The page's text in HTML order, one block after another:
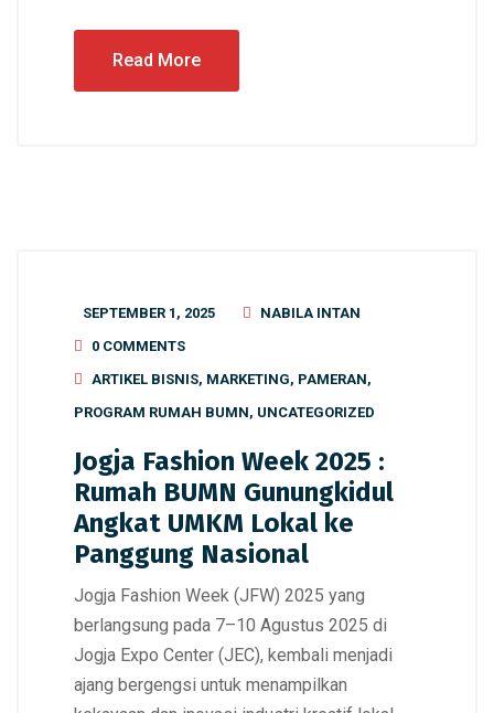
Read More
SEPTEMBER 1, 2025
NABILA INTAN
0 COMMENTS
ARTIKEL BISNIS, MARKETING, PAMERAN,
PROGRAM RUMAH BUMN, UNCATEGORIZED
Jogja Fashion Week 2025 :
Rumah BUMN Gunungkidul
Angkat UMKM Lokal ke
Panggung Nasional
Jogja Fashion Week (JFW) 2025 yang
berlangsung pada 7–10 Agustus 2025 di
Jogja Expo Center (JEC), kembali menjadi
ajang bergengsi untuk menampilkan